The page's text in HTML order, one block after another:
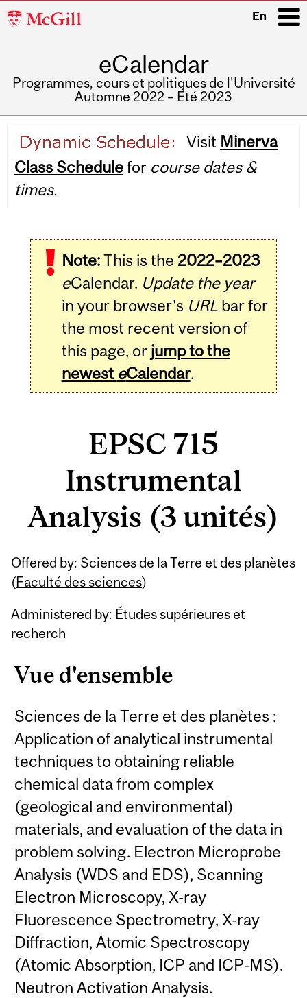
McGill
En
eCalendar
Programmes, cours et politiques de l'Université
Automne 2022 – Été 2023
navigation
Visit Minerva
Class Schedulefor course dates &
times.
Note:This is the 2022–2023
eCalendar. Update the year
in your browser's URLbar for
the most recent version of
this page, or jump to the
newest eCalendar.
EPSC 715
Instrumental
Analysis (3 unités)
Offered by: Sciences de la Terre et des planètes
(Faculté des sciences)
Administered by: Études supérieures et
recherch
Vue d'ensemble
Sciences de la Terre et des planètes :
Application of analytical instrumental
techniques to obtaining reliable
chemical data from complex
(geological and environmental)
materials, and evaluation of the data in
problem solving. Electron Microprobe
Analysis (WDS and EDS), Scanning
Electron Microscopy, X-ray
Fluorescence Spectrometry, X-ray
Diffraction, Atomic Spectroscopy
(Atomic Absorption, ICP and ICP-MS).
Neutron Activation Analysis.
Related
Content